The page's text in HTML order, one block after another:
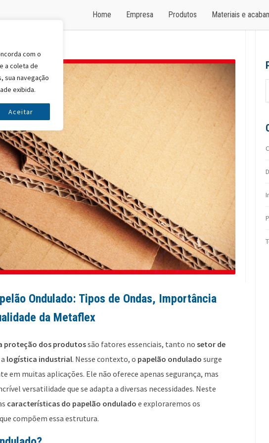
com o
a coleta de
sua navegação
exibida.
Aceitar
Home Empresa Produtos Materiais e
Ondulado: Tipos de Ondas, Importância
da Metaflex
proteção dos produtossão fatores essenciais, tanto no setor de
logística industrial. Nesse contexto, o papelão ondulado surge
em muitas aplicações. Ele não oferece apenas segurança, mas
versatilidade que se adapta a diversas necessidades. Neste
características do papelão ondulado e exploraremos os
compõem essa estrutura.